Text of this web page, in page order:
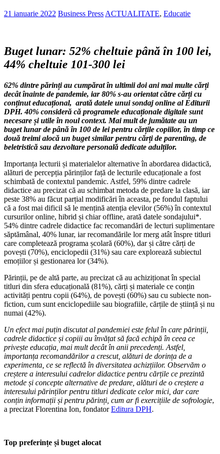
21 ianuarie 2022 Business Press ACTUALITATE, Educatie
Buget lunar: 52% cheltuie până în 100 lei,
44% cheltuie 101-300 lei
62% dintre părinți au cumpărat în ultimii doi ani mai multe cărți
decât înainte de pandemie, iar 80% s-au orientat către cărți cu
conținut educațional, arată datele unui sondaj online al Editurii
DPH. 40% consideră că programele educaționale digitale sunt
necesare și utile în noul context. Mai mult de jumătate au un
buget lunar de până în 100 de lei pentru cărțile copiilor, în timp ce
două treimi alocă un buget similar pentru cărți de parenting, de
beletristică sau dezvoltare personală dedicate adulților.
Importanța lecturii și materialelor alternative în abordarea didactică,
alături de percepția părinților față de lecturile educaționale a fost
schimbată de contextul pandemic. Astfel, 59% dintre cadrele
didactice au precizat că au schimbat metoda de predare la clasă, iar
peste 38% au făcut parțial modificări în aceasta, pe fondul faptului
că a fost mai dificil să le mențină atenția elevilor (56%) în contextul
cursurilor online, hibrid și chiar offline, arată datele sondajului*.
54% dintre cadrele didactice fac recomandări de lecturi suplimentare
săptămânal, 40% lunar, iar recomandările lor merg atât înspre titluri
care completează programa școlară (60%), dar și către cărți de
povești (70%), enciclopedii (31%) sau care explorează subiectul
emoțiilor și gestionarea lor (34%).
Părinții, pe de altă parte, au precizat că au achiziționat în special
titluri din sfera educațională (81%), cărți și materiale ce conțin
activități pentru copii (64%), de povești (60%) sau cu subiecte non-
fiction, cum sunt enciclopediile sau biografiile, cărțile de știință și nu
numai (42%).
Un efect mai puțin discutat al pandemiei este felul în care părinții,
cadrele didactice și copiii au învățat să facă echipă în ceea ce
privește educația, mai mult decât în anii precedenți. Astfel,
importanța recomandărilor a crescut, alături de dorința de a
experimenta, ce se reflectă în diversitatea achizțiilor. Observăm o
creștere a interesului cadrelor didactice pentru cărțile ce prezintă
metode și concepte alternative de predare, alături de o creștere a
interesului părinților pentru titluri dedicate celor mici, dar care
conțin informații și pentru părinți, cum ar fi exercițiile de sofrologie,
a precizat Florentina Ion, fondatorEditura DPH.
Top preferințe și buget alocat